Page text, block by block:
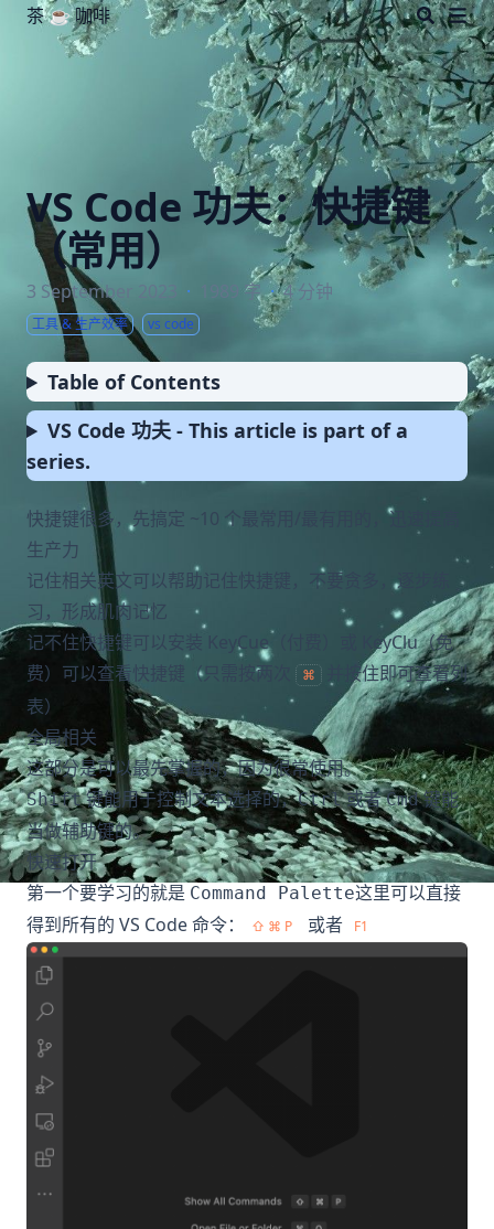
茶 ☕️ 咖啡
VS Code 功夫：快捷键
（常用）
3 September 2023 · 1989 字 · 4 分钟
工具 & 生产效率 vs code
Table of Contents
VS Code 功夫 - This article is part of a
series.
快捷键很多，先搞定 ~10 个最常用/最有用的，迅速提高
生产力
记住相关英文可以帮助记住快捷键，不要贪多，逐步练
习，形成肌肉记忆
记不住快捷键可以安装 KeyCue（付费）或 KeyClu（免
费）可以查看快捷键（只需按两次
⌘
并按住即可查看列
表）
全局相关
这部分是可以最先掌握的，因为很常使用。
Shift键能用于控制文本选择的，Ctrl或者Cmd键能
当做辅助键的。
快速打开
第一个要学习的就是 Command Palette这里可以直接
得到所有的 VS Code 命令：
⇧ ⌘ P 或者 F1